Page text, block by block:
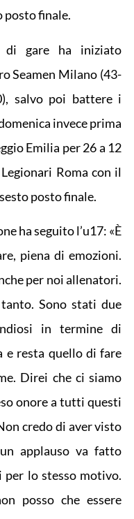
posto finale.
di gare ha iniziato
Seamen Milano (43-
salvo poi battere i
invece prima
Emilia per 26 a 12
Roma con il
posto finale.
ha seguito l’u17: «È
piena di emozioni.
per noi allenatori.
Sono stati due
in termine di
e resta quello di fare
Direi che ci siamo
onore a tutti questi
credo di aver visto
applauso va fatto
per lo stesso motivo.
posso che essere